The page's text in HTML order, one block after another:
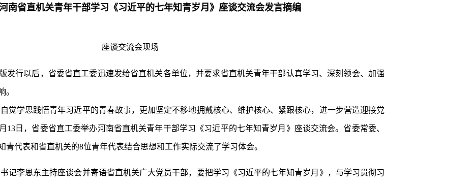
省直机关青年干部学习《习近平的七年知青岁月》座谈交流会发言摘编
座谈交流会现场
发行以后，省委省直工委迅速发给省直机关各单位，并要求省直机关青年干部认真学习、深刻领会、加强
。
觉学思践悟青年习近平的青春故事，更加坚定不移地拥戴核心、维护核心、紧跟核心，进一步营造迎接党
13日，省委省直工委举办河南省直机关青年干部学习《习近平的七年知青岁月》座谈交流会。省委常委、
青代表和省直机关的8位青年代表结合思想和工作实际交流了学习体会。
记李恩东主持座谈会并寄语省直机关广大党员干部，要把学习《习近平的七年知青岁月》，与学习贯彻习